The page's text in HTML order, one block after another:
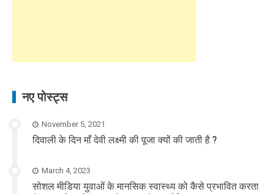
नए पोस्ट्स
November 5, 2021
दिवाली के दिन माँ देवी लक्ष्मी की पूजा क्यों की जाती है ?
March 4, 2023
सोशल मीडिया युवाओं के मानसिक स्वास्थ्य को कैसे प्रभावित करता